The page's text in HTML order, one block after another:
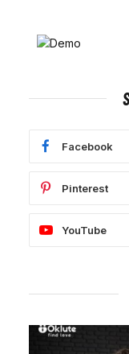
Facebook
Pinterest
YouTube